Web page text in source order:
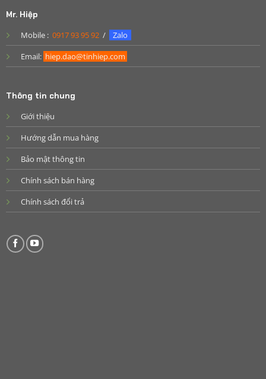
Mr. Hiệp
Mobile : 0917 93 95 92/
Zalo
Email: hiep.dao@tinhiep.com
Thông tin chung
Giới thiệu
Hướng dẫn mua hàng
Bảo mật thông tin
Chính sách bán hàng
Chính sách đổi trả